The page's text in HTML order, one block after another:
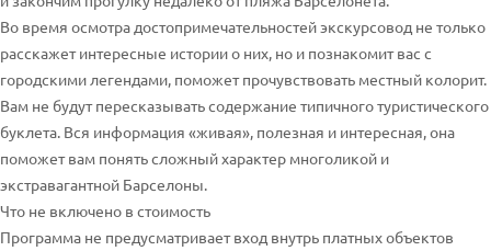
Во время осмотра достопримечательностей экскурсовод не только
расскажет интересные истории о них, но и познакомит вас с
городскими легендами, поможет прочувствовать местный колорит.
Вам не будут пересказывать содержание типичного туристического
буклета. Вся информация «живая», полезная и интересная, она
поможет вам понять сложный характер многоликой и
экстравагантной Барселоны.
Что не включено в стоимость
Программа не предусматривает вход внутрь платных объектов